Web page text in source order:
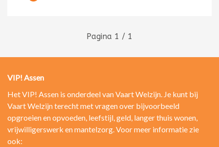
Pagina 1 / 1
VIP! Assen
Het VIP! Assen is onderdeel van Vaart Welzijn. Je kunt bij
Vaart Welzijn terecht met vragen over bijvoorbeeld
opgroeien en opvoeden, leefstijl, geld, langer thuis wonen,
vrijwilligerswerk en mantelzorg. Voor meer informatie zie
ook: